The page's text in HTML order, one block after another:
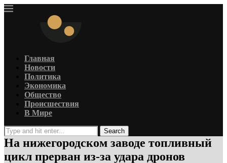
Главная
Новости
Политика
Экономика
Общество
Происшествия
В Мире
Search
На нижегородском заводе топливный
цикл прерван из-за удара дронов